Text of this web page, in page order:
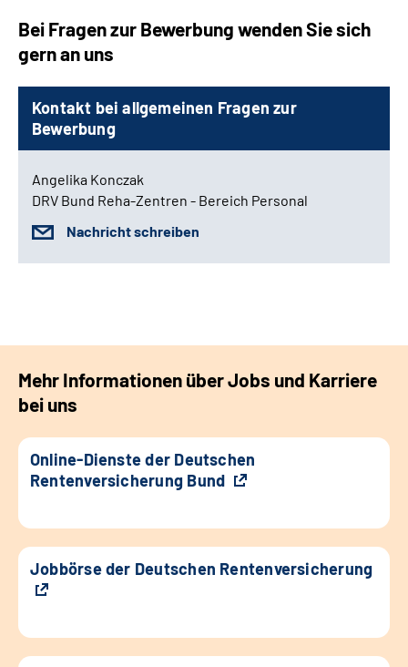
Bei Fragen zur Bewerbung wenden Sie sich
gern an uns
Kontakt bei allgemeinen Fragen zur
Bewerbung
Angelika Konczak
DRV Bund Reha-Zentren - Bereich Personal
Nachricht schreiben
Mehr Informationen über Jobs und Karriere
bei uns
Online-Dienste der Deutschen
Rentenversicherung Bund
Jobbörse der Deutschen Rentenversicherung